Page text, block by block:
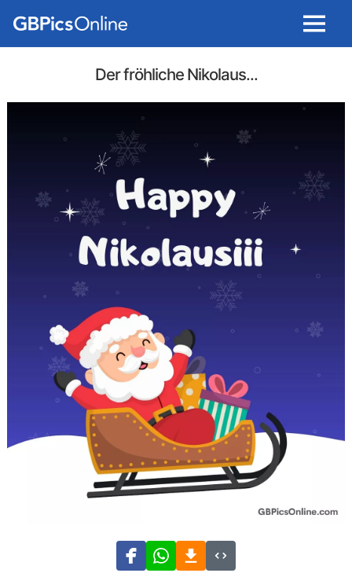
Menu
Der fröhliche Nikolaus...